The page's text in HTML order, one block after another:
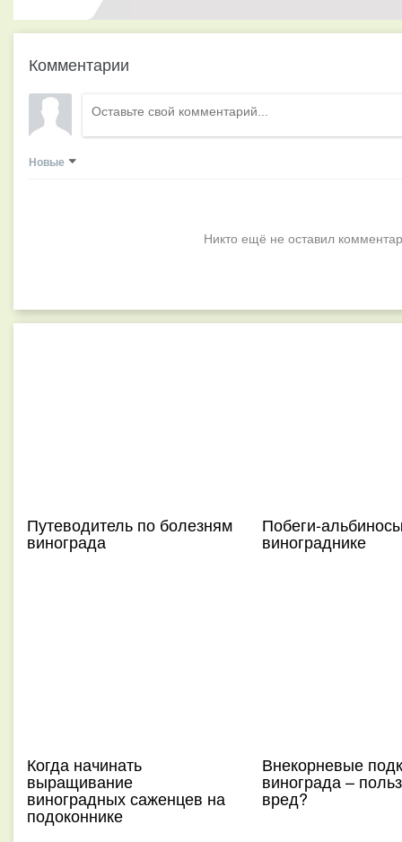
Комментарии
Новые
Никто ещё не оставил
Путеводитель по болезням
винограда
Побеги-
винограднике
Когда начинать
выращивание
виноградных саженцев на
подоконнике
Внекорневые
винограда –
вред?